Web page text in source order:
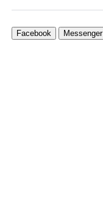
Facebook Messenger